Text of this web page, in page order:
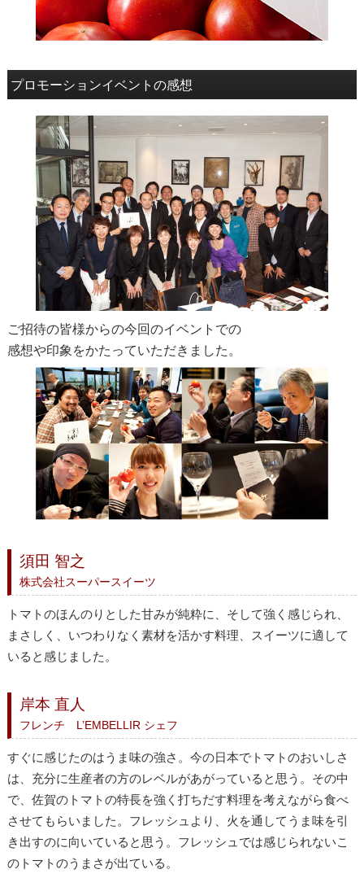
プロモーションイベントの感想
ご招待の皆様からの今回のイベントでの
感想や印象をかたっていただきました。
須田 智之
株式会社スーパースイーツ
トマトのほんのりとした甘みが純粋に、そして強く感じられ、
まさしく、いつわりなく素材を活かす料理、スイーツに適して
いると感じました。
岸本 直人
フレンチ L’EMBELLIR シェフ
すぐに感じたのはうま味の強さ。今の日本でトマトのおいしさ
は、充分に生産者の方のレベルがあがっていると思う。その中
で、佐賀のトマトの特長を強く打ちだす料理を考えながら食べ
させてもらいました。フレッシュより、火を通してうま味を引
き出すのに向いていると思う。フレッシュでは感じられないこ
のトマトのうまさが出ている。